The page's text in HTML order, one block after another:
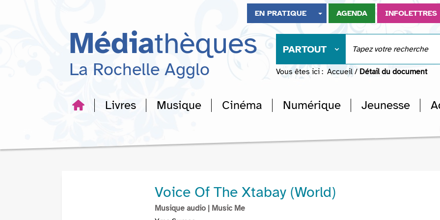
recherche
EN PRATIQUE AGENDA INFOLETTRES
Médiathèques
La Rochelle Agglo
PARTOUT
Vous êtes ici : Accueil / Détail du document
Livres Musique Cinéma Numérique Jeunesse
Voice Of The Xtabay (World)
Musique audio | Music Me